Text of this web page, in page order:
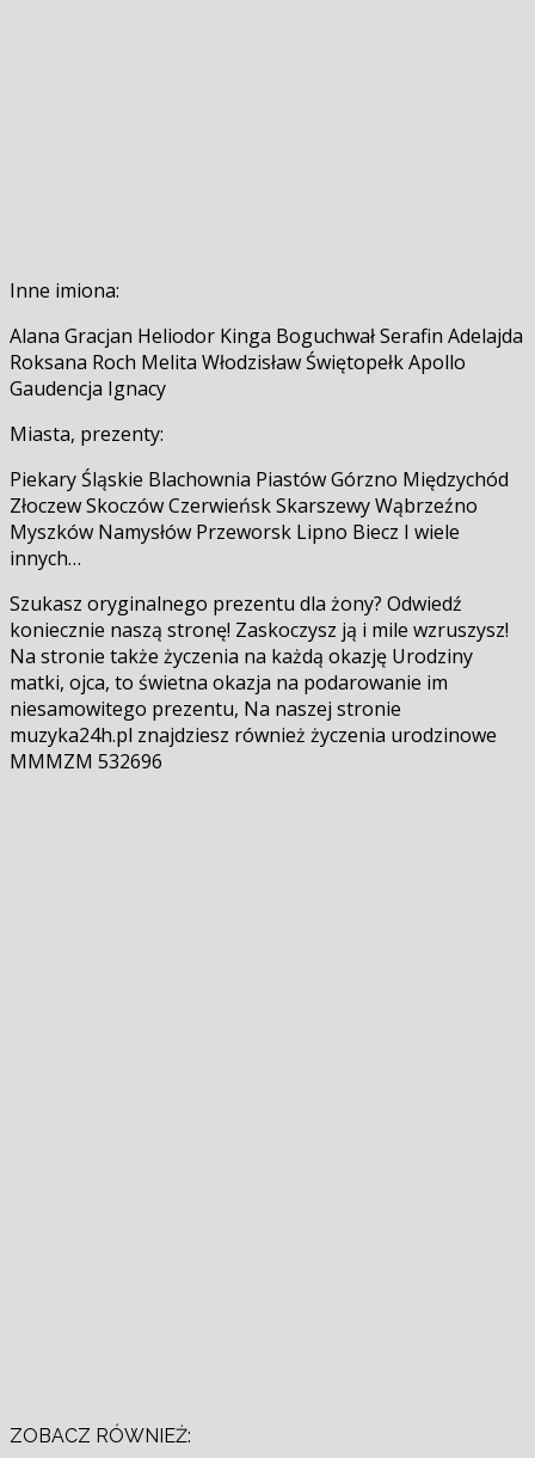
Inne imiona:
Alana Gracjan Heliodor Kinga Boguchwał Serafin Adelajda
Roksana Roch Melita Włodzisław Świętopełk Apollo
Gaudencja Ignacy
Miasta, prezenty:
Piekary Śląskie Blachownia Piastów Górzno Międzychód
Złoczew Skoczów Czerwieńsk Skarszewy Wąbrzeźno
Myszków Namysłów Przeworsk Lipno Biecz I wiele
innych…
Szukasz oryginalnego prezentu dla żony? Odwiedź
koniecznie naszą stronę! Zaskoczysz ją i mile wzruszysz!
Na stronie także życzenia na każdą okazję Urodziny
matki, ojca, to świetna okazja na podarowanie im
niesamowitego prezentu, Na naszej stronie
muzyka24h.pl znajdziesz również życzenia urodzinowe
MMMZM 532696
ZOBACZ RÓWNIEŻ: